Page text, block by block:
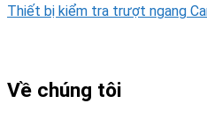
Thiết bị kiểm tra trượt ngang
Về chúng tôi